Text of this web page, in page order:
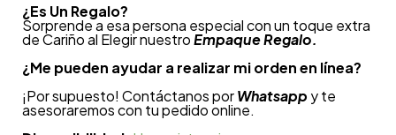
¿Es Un Regalo?
Sorprende a esa persona especial con un toque extra
de Cariño al Elegir nuestroEmpaque Regalo.
¿Me pueden ayudar a realizar mi orden en línea?
¡Por supuesto! Contáctanos porWhatsapp y te
asesoraremos con tu pedido online.